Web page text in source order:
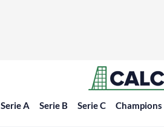
Serie A Serie B Serie C Champions